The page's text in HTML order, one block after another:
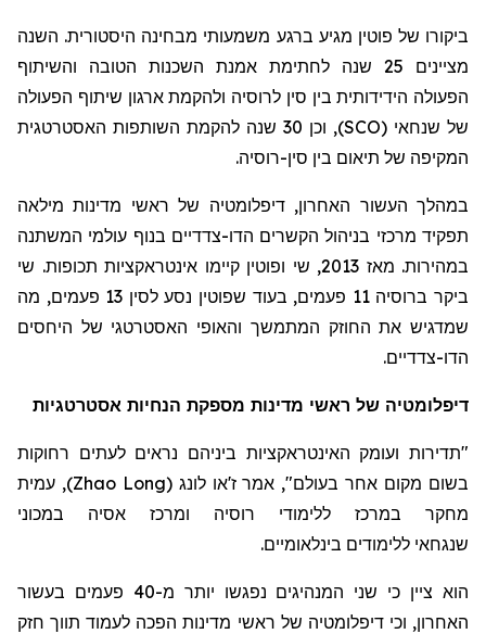
ביקורו של פוטין מגיע ברגע משמעותי מבחינה היסטורית. השנה
מציינים 25 שנה לחתימת אמנת השכנות הטובה והשיתוף
הפעולה הידידותית בין סין לרוסיה ולהקמת ארגון שיתוף הפעולה
של שנחאי (SCO
), וכן 30 שנה להקמת השותפות האסטרטגית
המקיפה של תיאום בין סין-רוסיה.
במהלך העשור האחרון, דיפלומטיה של ראשי מדינות מילאה
תפקיד מרכזי בניהול הקשרים הדו-צדדיים בנוף עולמי המשתנה
במהירות. מאז 2013, שי ופוטין קיימו אינטראקציות תכופות. שי
ביקר ברוסיה 11 פעמים, בעוד שפוטין נסע לסין 13 פעמים, מה
שמדגיש את החוזק המתמשך והאופי האסטרטגי של היחסים
הדו-צדדיים.
דיפלומטיה של ראשי מדינות מספקת הנחיות אסטרטגיות
"תדירות ועומק האינטראקציות ביניהם נראים לעתים רחוקות
בשום מקום אחר בעולם", אמרז'או לונג (
Zhao Long
), עמית
מחקר במרכז ללימודי רוסיה ומרכז אסיה במכוני
שנגחאי ללימודים בינלאומיים.
הוא ציין כי שני המנהיגים נפגשו יותר מ-40 פעמים בעשור
האחרון, וכי דיפלומטיה של ראשי מדינות הפכה לעמוד תווך חזק